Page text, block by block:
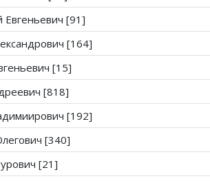
[91]
[164]
[15]
[818]
[192]
[340]
[21]